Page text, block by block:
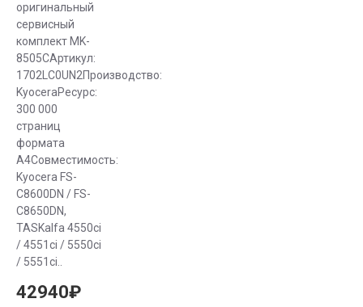
оригинальный
сервисный
комплект MK-
8505CАртикул:
1702LC0UN2Производство:
KyoceraРесурс:
300 000
страниц
формата
А4Совместимость:
Kyocera FS-
C8600DN / FS-
C8650DN,
TASKalfa 4550ci
/ 4551ci / 5550ci
/ 5551ci..
42940₽